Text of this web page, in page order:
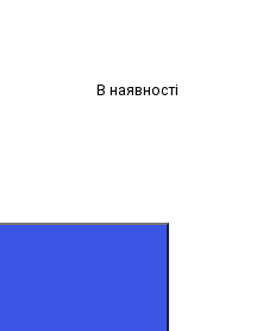
В наявності